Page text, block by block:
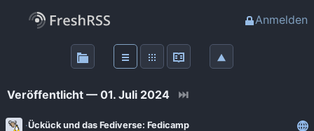
Anmelden
Haupt-Feeds
Veröffentlicht — 01. Juli 2024 ⏭
Ückück und das Fediverse: Fedicamp